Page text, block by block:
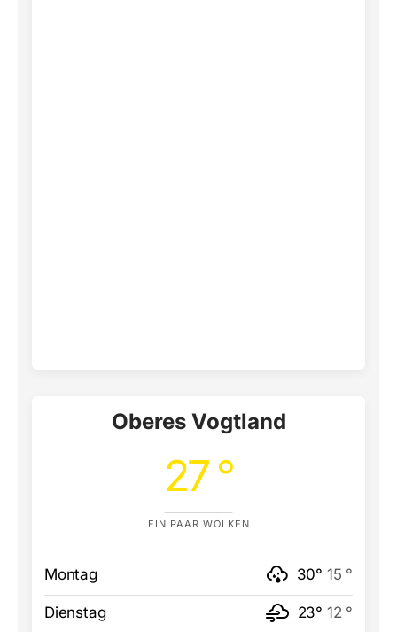
Oberes Vogtland
27 °
EIN PAAR WOLKEN
Montag 30° 15 °
Dienstag 23° 12 °